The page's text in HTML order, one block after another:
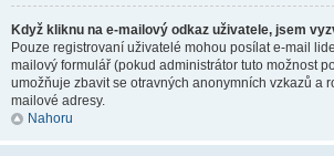
Když kliknu na e-mailový odkaz uživatele, jsem
Pouze registrovaní uživatelé mohou posílat e-mail
mailový formulář (pokud administrátor tuto možnost
umožňuje zbavit se otravných anonymních vzkazů a
mailové adresy.
Nahoru